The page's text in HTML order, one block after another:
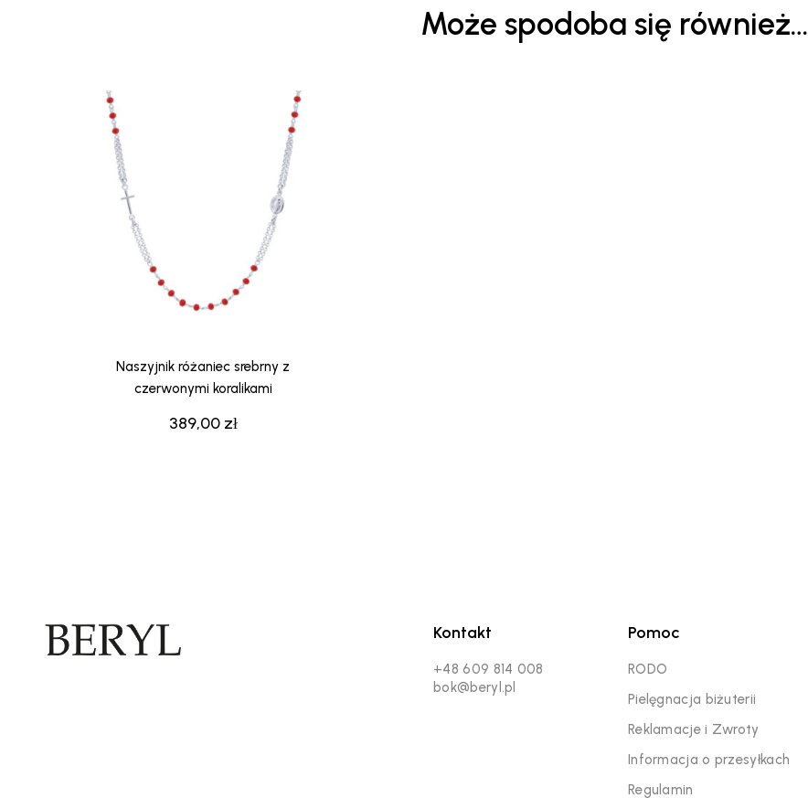
Może spodoba się również…
389,00 zł
Naszyjnik różaniec srebrny z
czerwonymi koralikami
Kontakt
+48 609 814 008
bok@beryl.pl
Pomoc
RODO
Pielęgnacja biżuterii
Reklamacje i Zwroty
Informacja o przesyłkach
Regulamin